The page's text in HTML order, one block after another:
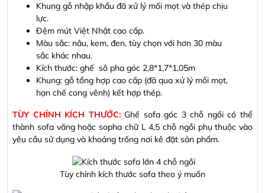
Khung gỗ nhập khẩu đã xử lý mối mọt và thép chịu
lực.
Đệm mút Việt Nhật cao cấp.
Màu sắc: nâu, kem, đen, tùy chọn với hơn 30 màu
sắc khác nhau.
Kích thước: ghế sô pha góc 2,8*1,7*1,05m
Khung: gỗ tổng hợp cao cấp (đã qua xử lý mối mọt,
hạn chế cong vênh) kết hợp thép.
TÙY CHỈNH KÍCH THƯỚC: Ghế sofa góc 3 chỗ ngồi có thể
thành sofa văng hoặc sopha chữ L 4,5 chỗ ngồi phụ thuộc vào
yêu cầu sử dụng và khoảng trống nơi kê đặt sản phẩm.
Tùy chỉnh kích thước sofa theo ý muốn